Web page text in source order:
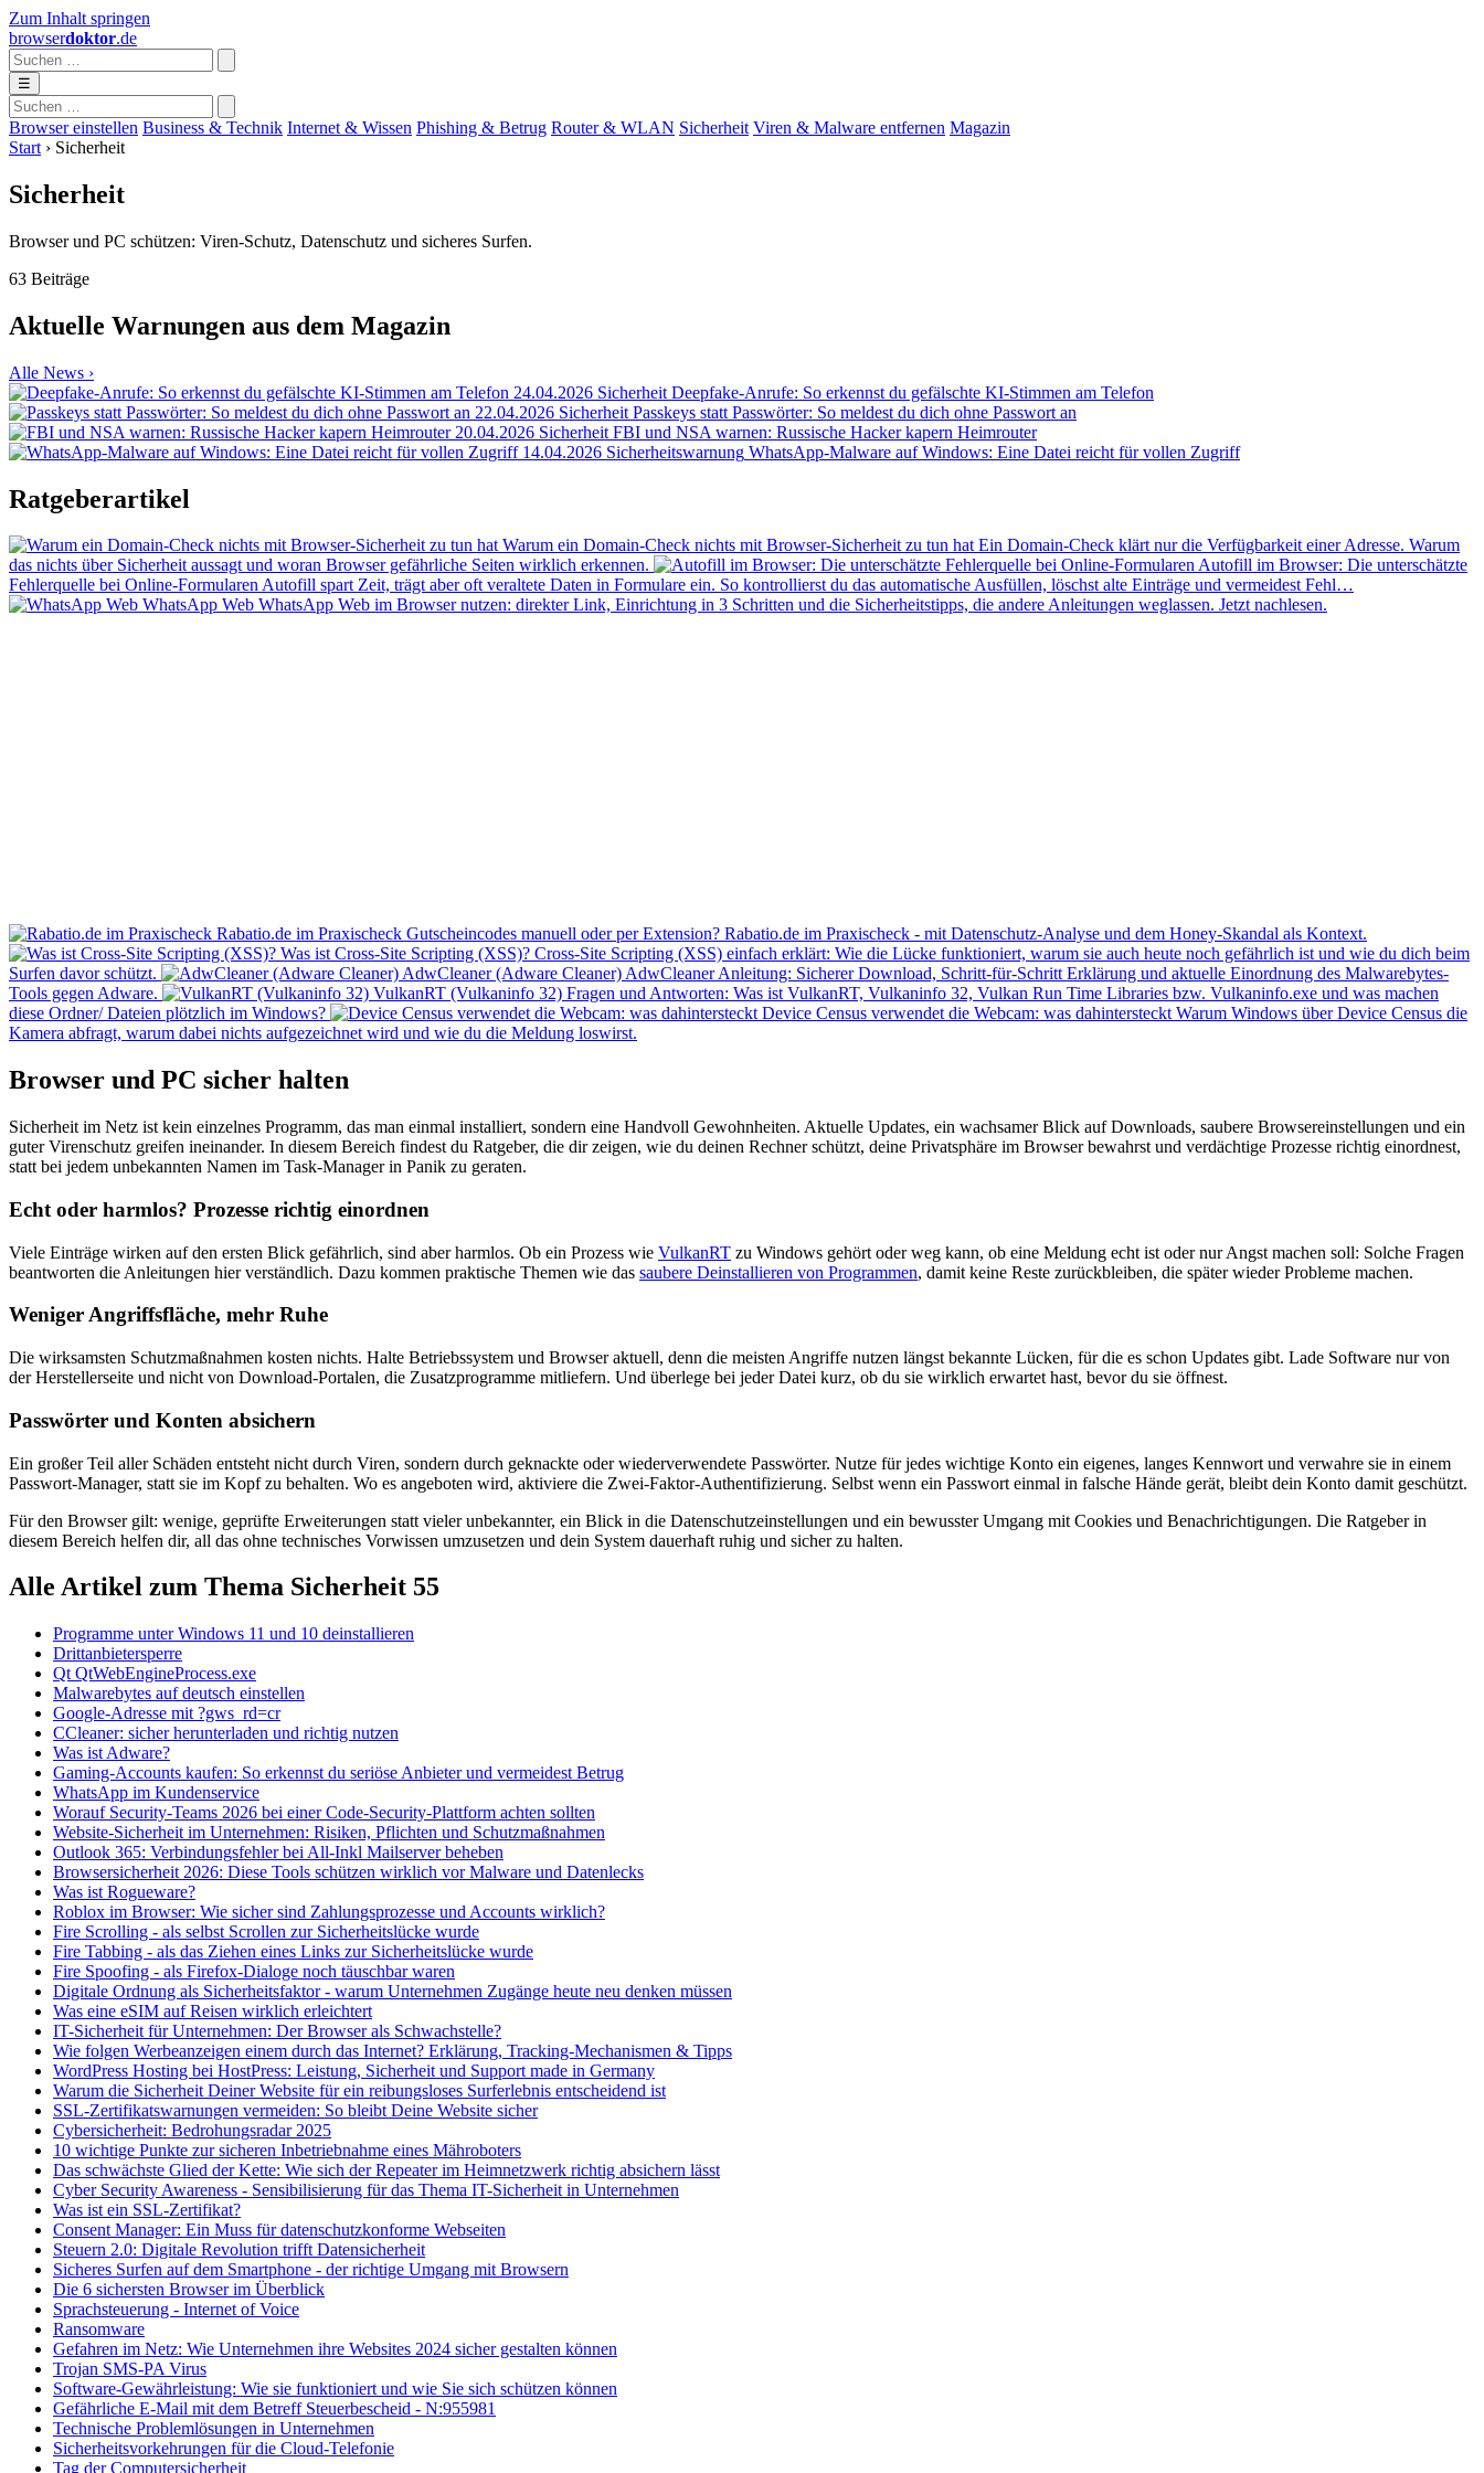
Zum Inhalt springen
browserdoktor.de
☰
Browser einstellen Business & Technik Internet & Wissen Phishing & Betrug Router & WLAN Sicherheit Viren & Malware entfernen Magazin
Start › Sicherheit
Sicherheit
Browser und PC schützen: Viren-Schutz, Datenschutz und sicheres Surfen.
63 Beiträge
Aktuelle Warnungen aus dem Magazin
Alle News ›
24.04.2026 Sicherheit Deepfake-Anrufe: So erkennst du gefälschte KI-Stimmen am Telefon
22.04.2026 Sicherheit Passkeys statt Passwörter: So meldest du dich ohne Passwort an
20.04.2026 Sicherheit FBI und NSA warnen: Russische Hacker kapern Heimrouter
14.04.2026 Sicherheitswarnung WhatsApp-Malware auf Windows: Eine Datei reicht für vollen Zugriff
Ratgeberartikel
Warum ein Domain-Check nichts mit Browser-Sicherheit zu tun hat Ein Domain-Check klärt nur die Verfügbarkeit einer Adresse. Warum
das nichts über Sicherheit aussagt und woran Browser gefährliche Seiten wirklich erkennen.
Autofill im Browser: Die unterschätzte
Fehlerquelle bei Online-FormularenAutofill spart Zeit, trägt aber oft veraltete Daten in Formulare ein. So kontrollierst du das automatische Ausfüllen, löschst alte Einträge und vermeidest Fehl…
WhatsApp Web WhatsApp Web im Browser nutzen: direkter Link, Einrichtung in 3 Schritten und die Sicherheitstipps, die andere Anleitungen weglassen. Jetzt nachlesen.
Rabatio.de im Praxischeck Gutscheincodes manuell oder per Extension? Rabatio.de im Praxischeck - mit Datenschutz-Analyse und dem Honey-Skandal als Kontext.
Was ist Cross-Site Scripting (XSS)? Cross-Site Scripting (XSS) einfach erklärt: Wie die Lücke funktioniert, warum sie auch heute noch gefährlich ist und wie du dich beim
Surfen davor schützt.
AdwCleaner (Adware Cleaner)AdwCleaner Anleitung: Sicherer Download, Schritt-für-Schritt Erklärung und aktuelle Einordnung des Malwarebytes-
Tools gegen Adware.
VulkanRT (Vulkaninfo 32) Fragen und Antworten: Was ist VulkanRT, Vulkaninfo 32, Vulkan Run Time Libraries bzw. Vulkaninfo.exe und was machen
diese Ordner/ Dateien plötzlich im Windows?
Device Census verwendet die Webcam: was dahintersteckt Warum Windows über Device Census die
Kamera abfragt, warum dabei nichts aufgezeichnet wird und wie du die Meldung loswirst.
Browser und PC sicher halten
Sicherheit im Netz ist kein einzelnes Programm, das man einmal installiert, sondern eine Handvoll Gewohnheiten. Aktuelle Updates, ein wachsamer Blick auf Downloads, saubere Browsereinstellungen und ein
guter Virenschutz greifen ineinander. In diesem Bereich findest du Ratgeber, die dir zeigen, wie du deinen Rechner schützt, deine Privatsphäre im Browser bewahrst und verdächtige Prozesse richtig einordnest,
statt bei jedem unbekannten Namen im Task-Manager in Panik zu geraten.
Echt oder harmlos? Prozesse richtig einordnen
Viele Einträge wirken auf den ersten Blick gefährlich, sind aber harmlos. Ob ein Prozess wie VulkanRT zu Windows gehört oder weg kann, ob eine Meldung echt ist oder nur Angst machen soll: Solche Fragen
beantworten die Anleitungen hier verständlich. Dazu kommen praktische Themen wie das saubere Deinstallieren von Programmen, damit keine Reste zurückbleiben, die später wieder Probleme machen.
Weniger Angriffsfläche, mehr Ruhe
Die wirksamsten Schutzmaßnahmen kosten nichts. Halte Betriebssystem und Browser aktuell, denn die meisten Angriffe nutzen längst bekannte Lücken, für die es schon Updates gibt. Lade Software nur von
der Herstellerseite und nicht von Download-Portalen, die Zusatzprogramme mitliefern. Und überlege bei jeder Datei kurz, ob du sie wirklich erwartet hast, bevor du sie öffnest.
Passwörter und Konten absichern
Ein großer Teil aller Schäden entsteht nicht durch Viren, sondern durch geknackte oder wiederverwendete Passwörter. Nutze für jedes wichtige Konto ein eigenes, langes Kennwort und verwahre sie in einem
Passwort-Manager, statt sie im Kopf zu behalten. Wo es angeboten wird, aktiviere die Zwei-Faktor-Authentifizierung. Selbst wenn ein Passwort einmal in falsche Hände gerät, bleibt dein Konto damit geschützt.
Für den Browser gilt: wenige, geprüfte Erweiterungen statt vieler unbekannter, ein Blick in die Datenschutzeinstellungen und ein bewusster Umgang mit Cookies und Benachrichtigungen. Die Ratgeber in
diesem Bereich helfen dir, all das ohne technisches Vorwissen umzusetzen und dein System dauerhaft ruhig und sicher zu halten.
Alle Artikel zum Thema Sicherheit 55
Programme unter Windows 11 und 10 deinstallieren
Drittanbietersperre
Qt QtWebEngineProcess.exe
Malwarebytes auf deutsch einstellen
Google-Adresse mit ?gws_rd=cr
CCleaner: sicher herunterladen und richtig nutzen
Was ist Adware?
Gaming-Accounts kaufen: So erkennst du seriöse Anbieter und vermeidest Betrug
WhatsApp im Kundenservice
Worauf Security-Teams 2026 bei einer Code-Security-Plattform achten sollten
Website-Sicherheit im Unternehmen: Risiken, Pflichten und Schutzmaßnahmen
Outlook 365: Verbindungsfehler bei All-Inkl Mailserver beheben
Browsersicherheit 2026: Diese Tools schützen wirklich vor Malware und Datenlecks
Was ist Rogueware?
Roblox im Browser: Wie sicher sind Zahlungsprozesse und Accounts wirklich?
Fire Scrolling - als selbst Scrollen zur Sicherheitslücke wurde
Fire Tabbing - als das Ziehen eines Links zur Sicherheitslücke wurde
Fire Spoofing - als Firefox-Dialoge noch täuschbar waren
Digitale Ordnung als Sicherheitsfaktor - warum Unternehmen Zugänge heute neu denken müssen
Was eine eSIM auf Reisen wirklich erleichtert
IT-Sicherheit für Unternehmen: Der Browser als Schwachstelle?
Wie folgen Werbeanzeigen einem durch das Internet? Erklärung, Tracking-Mechanismen & Tipps
WordPress Hosting bei HostPress: Leistung, Sicherheit und Support made in Germany
Warum die Sicherheit Deiner Website für ein reibungsloses Surferlebnis entscheidend ist
SSL-Zertifikatswarnungen vermeiden: So bleibt Deine Website sicher
Cybersicherheit: Bedrohungsradar 2025
10 wichtige Punkte zur sicheren Inbetriebnahme eines Mähroboters
Das schwächste Glied der Kette: Wie sich der Repeater im Heimnetzwerk richtig absichern lässt
Cyber Security Awareness - Sensibilisierung für das Thema IT-Sicherheit in Unternehmen
Was ist ein SSL-Zertifikat?
Consent Manager: Ein Muss für datenschutzkonforme Webseiten
Steuern 2.0: Digitale Revolution trifft Datensicherheit
Sicheres Surfen auf dem Smartphone - der richtige Umgang mit Browsern
Die 6 sichersten Browser im Überblick
Sprachsteuerung - Internet of Voice
Ransomware
Gefahren im Netz: Wie Unternehmen ihre Websites 2024 sicher gestalten können
Trojan SMS-PA Virus
Software-Gewährleistung: Wie sie funktioniert und wie Sie sich schützen können
Gefährliche E-Mail mit dem Betreff Steuerbescheid - N:955981
Technische Problemlösungen in Unternehmen
Sicherheitsvorkehrungen für die Cloud-Telefonie
Tag der Computersicherheit